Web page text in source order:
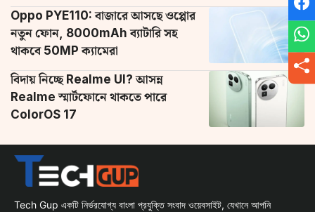
Oppo PYE110: বাজারে আসছে ওপ্পোর
নতুন ফোন, 8000mAh ব্যাটারি সহ
থাকবে 50MP ক্যামেরা
বিদায় নিচ্ছে Realme UI? আসন্ন
Realme স্মার্টফোনে থাকতে পারে
ColorOS 17
Tech Gup একটি নির্ভরযোগ্য বাংলা প্রযুক্তি সংবাদ ওয়েবসাইট, যেখানে আপনি